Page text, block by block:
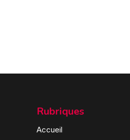
Rubriques
Accueil